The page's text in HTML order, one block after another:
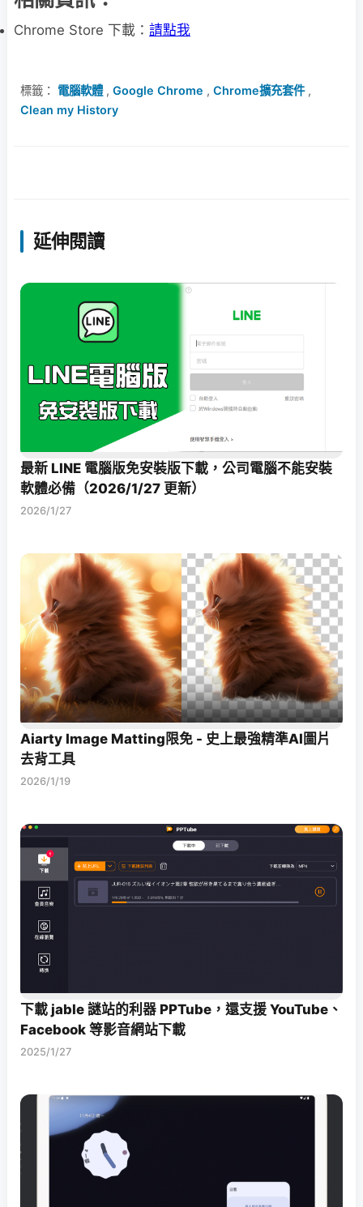
Chrome Store 下載： 請點我
標籤： 電腦軟體, Google Chrome , Chrome擴充套件,
Clean my History
延伸閱讀
最新 LINE 電腦版免安裝版下載，公司電腦不能安裝
軟體必備（2026/1/27 更新）
2026/1/27
Aiarty Image Matting限免 - 史上最強精準AI圖片
去背工具
2026/1/19
下載 jable 謎站的利器 PPTube，還支援 YouTube、
Facebook 等影音網站下載
2025/1/27